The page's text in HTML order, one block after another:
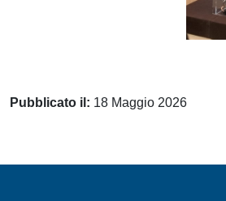
Pubblicato il: 18 Maggio 2026